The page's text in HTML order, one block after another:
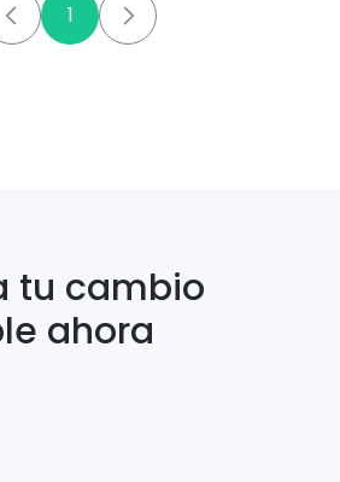
1
tu cambio
ahora